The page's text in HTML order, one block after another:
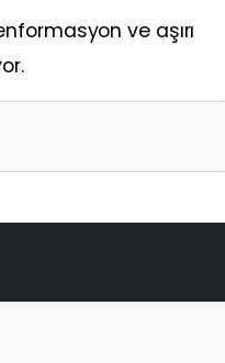
ve aşırı